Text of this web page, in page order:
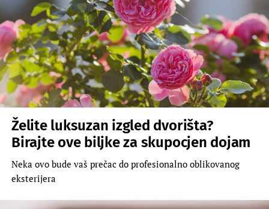
Želite luksuzan izgled dvorišta?
Birajte ove biljke za skupocjen dojam
Neka ovo bude vaš prečac do profesionalno oblikovanog
eksterijera